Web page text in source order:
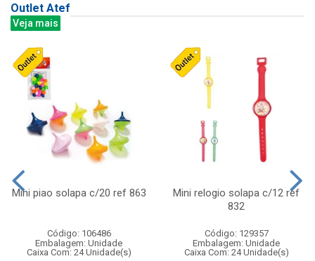
Outlet Atef
Veja mais
Mini piao solapa c/20 ref 863
Código: 106486
Embalagem: Unidade
Caixa Com: 24 Unidade(s)
Mini relogio solapa c/12 ref
832
Código: 129357
Embalagem: Unidade
Caixa Com: 24 Unidade(s)